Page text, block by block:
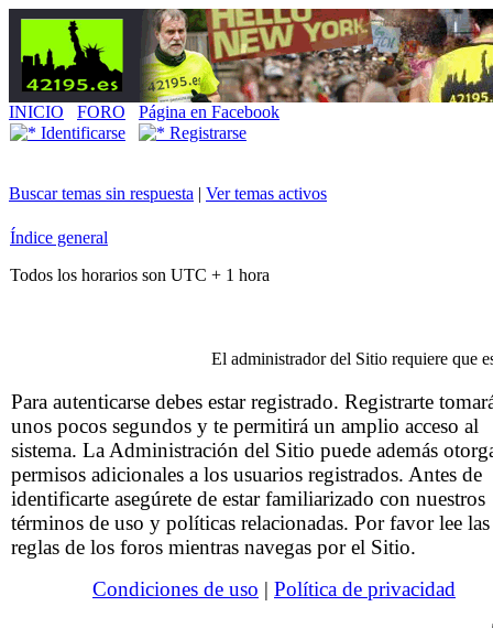
INICIO FORO
Página en Facebook
Identificarse
Registrarse
Buscar temas sin respuesta | Ver temas activos
Índice general
Todos los horarios son UTC + 1 hora
El administrador del Sitio requiere que
Para autenticarse debes estar registrado. Registrarte
unos pocos segundos y te permitirá un amplio acceso al
sistema. La Administración del Sitio puede además
permisos adicionales a los usuarios registrados. Antes de
identificarte asegúrete de estar familiarizado con nuestros
términos de uso y políticas relacionadas. Por favor lee las
reglas de los foros mientras navegas por el Sitio.
Condiciones de uso | Política de privacidad